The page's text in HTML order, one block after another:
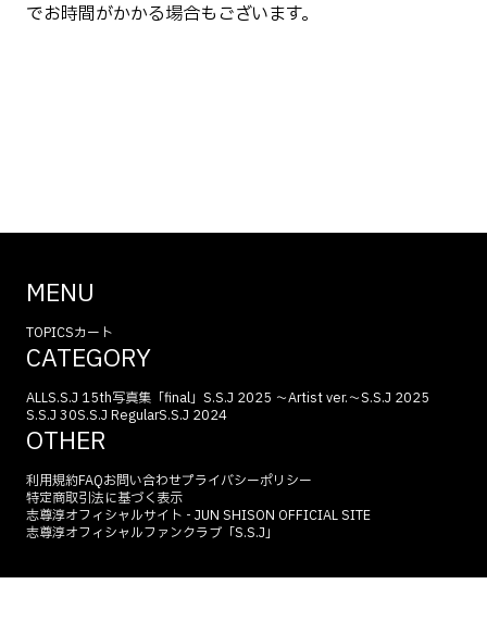
でお時間がかかる場合もございます。
MENU
TOPICSカート
CATEGORY
ALLS.S.J 15th写真集「final」 S.S.J 2025 〜Artist ver.〜S.S.J 2025
S.S.J 30S.S.J RegularS.S.J 2024
OTHER
利用規約FAQお問い合わせプライバシーポリシー
特定商取引法に基づく表示
志尊淳オフィシャルサイト - JUN SHISON OFFICIAL SITE
志尊淳オフィシャルファンクラブ「S.S.J」